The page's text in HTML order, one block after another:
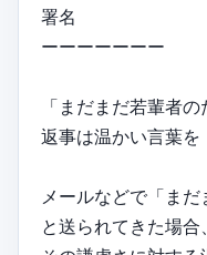
署名
ーーーーーーー
「まだまだ若輩者
返事は温かい言葉を
メールなどで「まだ
と送られてきた場合、